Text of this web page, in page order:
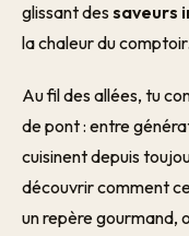
glissant des saveurs
la chaleur du comptoir.
Au fil des allées, tu
de pont : entre
cuisinent depuis
découvrir comment
un repère gourmand,